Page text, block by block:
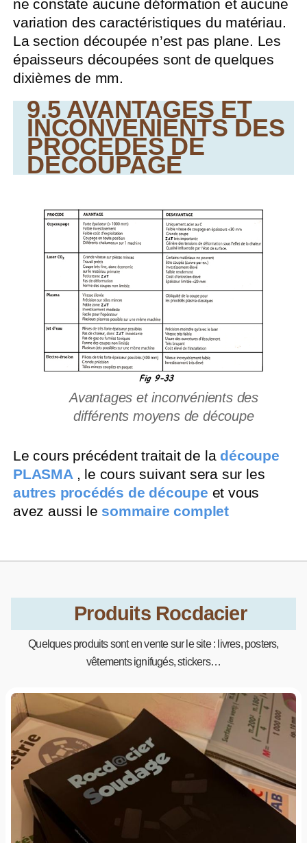
ne constate aucune déformation et aucune
variation des caractéristiques du matériau.
La section découpée n’est pas plane. Les
épaisseurs découpées sont de quelques
dixièmes de mm.
9.5 AVANTAGES ET
INCONVENIENTS DES
PROCEDES DE
DECOUPAGE
Avantages et inconvénients des
différents moyens de découpe
Le cours précédent traitait de la découpe
PLASMA , le cours suivant sera sur les
autres procédés de découpe et vous
avez aussi le sommaire complet
Produits Rocdacier
Quelques produits sont en vente sur le site : livres, posters,
vêtements ignifugés, stickers…